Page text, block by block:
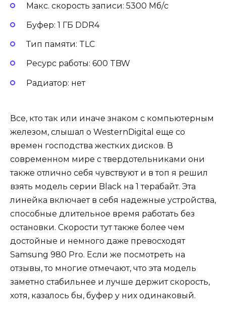
Макс. скорость записи: 5300 Мб/с
Буфер: 1 ГБ DDR4
Тип памяти: TLC
Ресурс работы: 600 TBW
Радиатор: нет
Все, кто так или иначе знаком с компьютерным
железом, слышал о WesternDigital еще со
времен господства жестких дисков. В
современном мире с твердотельниками они
также отлично себя чувствуют и в топ я решил
взять модель серии Black на 1 терабайт. Эта
линейка включает в себя надежные устройства,
способные длительное время работать без
остановки. Скорости тут также более чем
достойные и немного даже превосходят
Samsung 980 Pro. Если же посмотреть на
отзывы, то многие отмечают, что эта модель
заметно стабильнее и лучше держит скорость,
хотя, казалось бы, буфер у них одинаковый.